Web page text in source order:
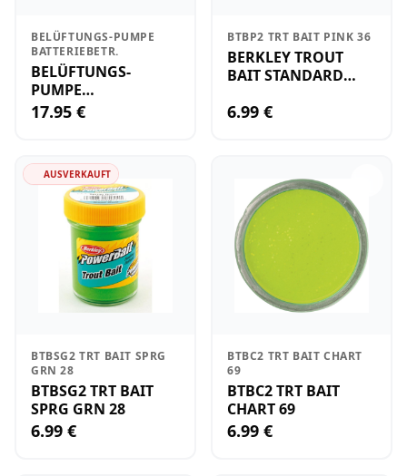
BELÜFTUNGS-PUMPE
BATTERIEBETR.
BELÜFTUNGS-
PUMPE
BATTERIEBETR.
17.95 €
BTBP2 TRT BAIT PINK 36
BERKLEY TROUT
BAIT STANDARD
6.99 €
AUSVERKAUFT
BTBSG2 TRT BAIT SPRG
GRN 28
BTBSG2 TRT BAIT
SPRG GRN 28
6.99 €
BTBC2 TRT BAIT CHART
69
BTBC2 TRT BAIT
CHART 69
6.99 €